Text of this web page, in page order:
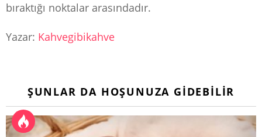
bıraktığı noktalar arasındadır.
Yazar: Kahvegibikahve
ŞUNLAR DA HOŞUNUZA GIDEBILIR